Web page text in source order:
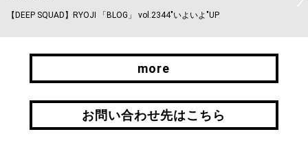
【DEEP SQUAD】RYOJI 「BLOG」 vol.2344"いよいよ"UP
more
more
お問い合わせ先はこちら
お問い合わせ先はこちら
引継ぎはこちら